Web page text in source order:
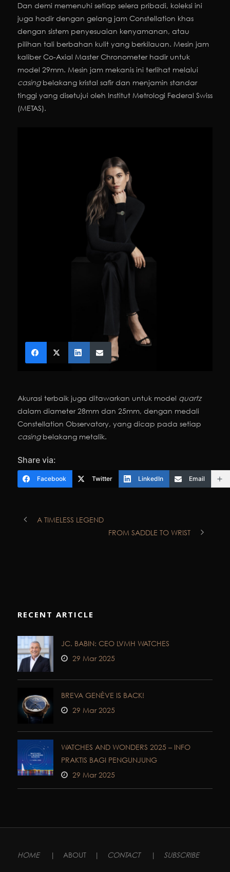
Dan demi memenuhi setiap selera pribadi, koleksi ini
juga hadir dengan gelang jam Constellation khas
dengan sistem penyesuaian kenyamanan, atau
pilihan tali berbahan kulit yang berkilauan. Mesin jam
kaliber Co-Axial Master Chronometer hadir untuk
model 29mm. Mesin jam mekanis ini terlihat melalui
casingbelakang kristal safir dan menjamin standar
tinggi yang disetujui oleh Institut Metrologi Federal Swiss
(METAS).
Akurasi terbaik juga ditawarkan untuk model quartz
dalam diameter 28mm dan 25mm, dengan medali
Constellation Observatory, yang dicap pada setiap
casingbelakang metalik.
Share via:
Facebook Twitter LinkedIn Email
A TIMELESS LEGEND
FROM SADDLE TO WRIST
RECENT ARTICLE
JC. BABIN: CEO LVMH WATCHES
29 Mar 2025
BREVA GENÈVE IS BACK!
29 Mar 2025
WATCHES AND WONDERS 2025 – INFO
PRAKTIS BAGI PENGUNJUNG
29 Mar 2025
HOME | ABOUT | CONTACT | SUBSCRIBE